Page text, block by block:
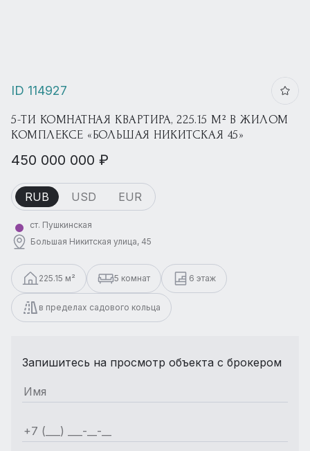
ID 114927
5-ТИ КОМНАТНАЯ КВАРТИРА, 225.15 М² В ЖИЛОМ
КОМПЛЕКСЕ «БОЛЬШАЯ НИКИТСКАЯ 45»
450 000 000 ₽
RUB USD EUR
ст. Пушкинская
Большая Никитская улица, 45
225.15 м² 5 комнат 6 этаж
в пределах садового кольца
Запишитесь на просмотр объекта с брокером